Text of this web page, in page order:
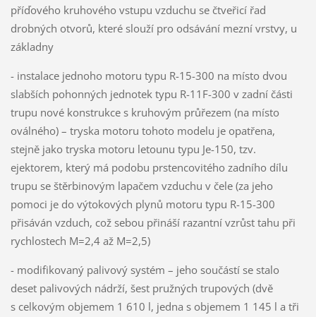
příďového kruhového vstupu vzduchu se čtveřicí řad
drobných otvorů, které slouží pro odsávání mezní vrstvy, u
základny
- instalace jednoho motoru typu R-15-300 na místo dvou
slabších pohonných jednotek typu R-11F-300 v zadní části
trupu nové konstrukce s kruhovým průřezem (na místo
oválného) – tryska motoru tohoto modelu je opatřena,
stejně jako tryska motoru letounu typu Je-150, tzv.
ejektorem, který má podobu prstencovitého zadního dílu
trupu se štěrbinovým lapačem vzduchu v čele (za jeho
pomoci je do výtokových plynů motoru typu R-15-300
přisáván vzduch, což sebou přináší razantní vzrůst tahu při
rychlostech M=2,4 až M=2,5)
- modifikovaný palivový systém – jeho součástí se stalo
deset palivových nádrží, šest pružných trupových (dvě
s celkovým objemem 1 610 l, jedna s objemem 1 145 l a tři